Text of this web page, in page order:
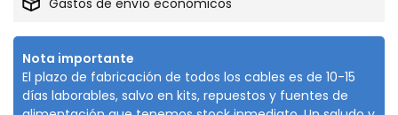
Nota importante
El plazo de fabricación de todos los cables es de 10-15
días laborables, salvo en kits, repuestos y fuentes de